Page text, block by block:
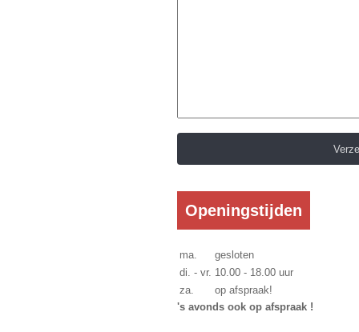
Openingstijden
ma.
gesloten
di. - vr. 10.00 - 18.00 uur
za.
op afspraak!
's avonds ook op afspraak !